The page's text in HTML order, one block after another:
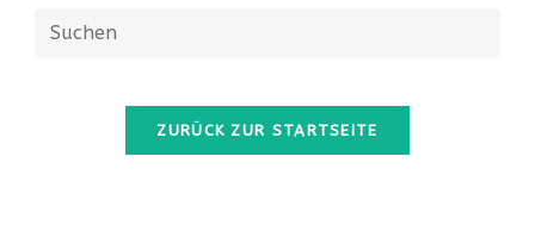
Diese
ZURÜCK ZUR STARTSEITE